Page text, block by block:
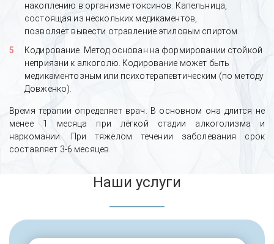
накоплению в организме токсинов. Капельница,
состоящая из нескольких медикаментов,
позволяет вывести отравление этиловым спиртом.
Кодирование. Метод основан на формировании стойкой
неприязни к алкоголю. Кодирование может быть
медикаментозным или психотерапевтическим (по методу
Довженко).
Время терапии определяет врач. В основном она длится не
менее 1 месяца при лёгкой стадии алкоголизма и
наркомании. При тяжёлом течении заболевания срок
составляет 3-6 месяцев.
Наши услуги